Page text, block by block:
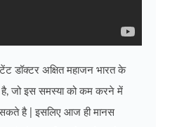
डॉक्टर अक्षित महाजन भारत के
है, जो इस समस्या को कम करने में
है | इसलिए आज ही मानस